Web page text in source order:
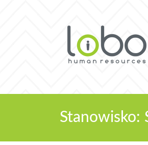
Stanowisko: